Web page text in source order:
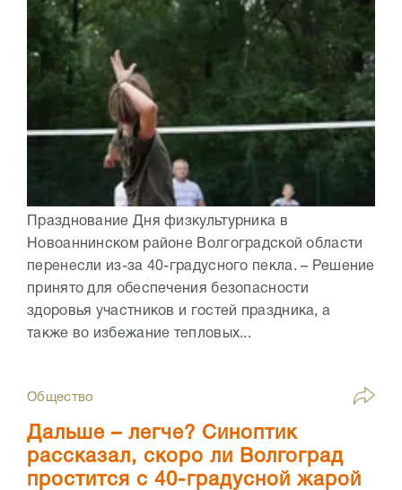
Празднование Дня физкультурника в
Новоаннинском районе Волгоградской области
перенесли из-за 40-градусного пекла. – Решение
принято для обеспечения безопасности
здоровья участников и гостей праздника, а
также во избежание тепловых...
Общество
Дальше – легче? Синоптик
рассказал, скоро ли Волгоград
простится с 40-градусной жарой